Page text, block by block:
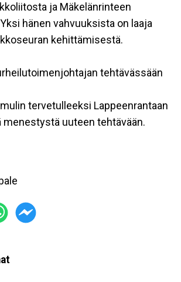
ja Mäkelänrinteen
hänen vahvuuksista on laaja
kehittämisestä.
tehtävässään
tervetulleeksi Lappeenrantaan
menestystä uuteen tehtävään.